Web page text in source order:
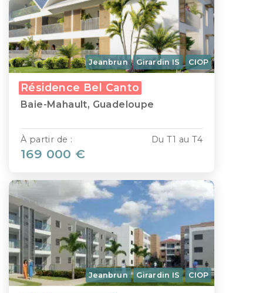
Jeanbrun Girardin IS CIOP
Résidence Bel Canto
Baie-Mahault, Guadeloupe
Du T1 au T4
À partir de :
169 000 €
Jeanbrun Girardin IS CIOP